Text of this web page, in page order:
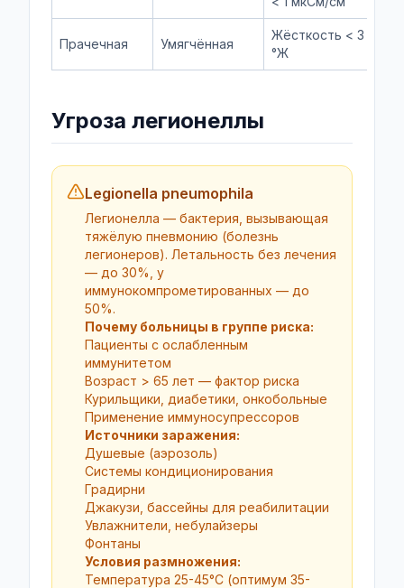
Прачечная Умягчённая
Жёсткость < 3
°Ж
Угроза легионеллы
Legionella pneumophila
Легионелла — бактерия, вызывающая
тяжёлую пневмонию (болезнь
легионеров). Летальность без лечения
— до 30%, у
иммунокомпрометированных — до
50%.
Почему больницы в группе риска:
Пациенты с ослабленным
иммунитетом
Возраст > 65 лет — фактор риска
Курильщики, диабетики, онкобольные
Применение иммуносупрессоров
Источники заражения:
Душевые (аэрозоль)
Системы кондиционирования
Градирни
Джакузи, бассейны для реабилитации
Увлажнители, небулайзеры
Фонтаны
Условия размножения:
Температура 25-45°C (оптимум 35-